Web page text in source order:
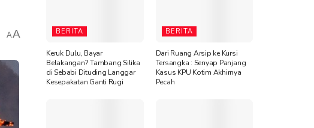
AA BERITA
Keruk Dulu, Bayar
Belakangan? Tambang Silika
di Sebabi Dituding Langgar
Kesepakatan Ganti Rugi
BERITA
Dari Ruang Arsip ke Kursi
Tersangka : Senyap Panjang
Kasus KPU Kotim Akhirnya
Pecah